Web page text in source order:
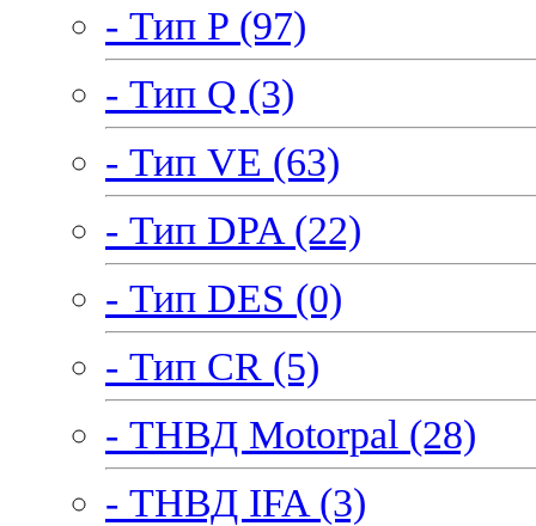
- Тип P (97)
- Тип Q (3)
- Тип VE (63)
- Тип DPA (22)
- Тип DES (0)
- Тип CR (5)
- ТНВД Motorpal (28)
- ТНВД IFA (3)